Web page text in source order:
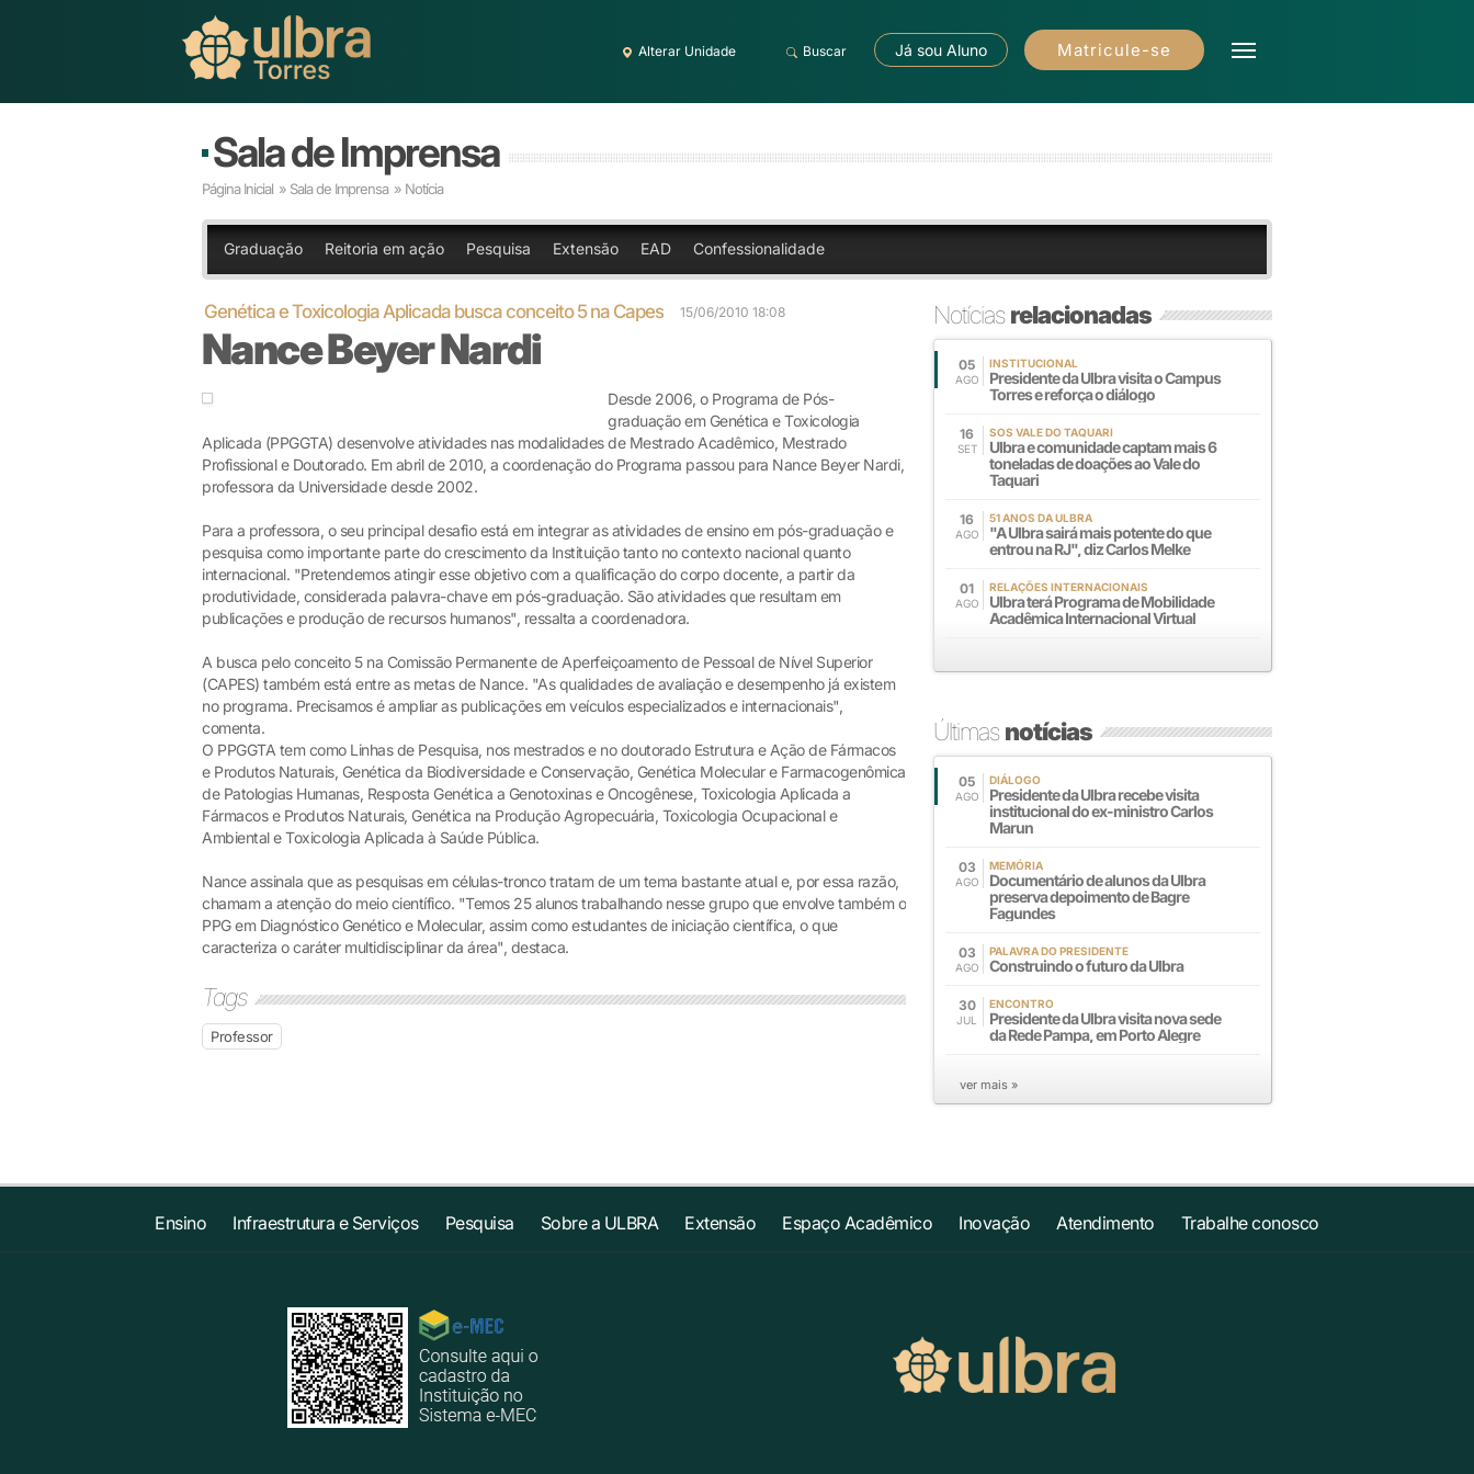
Alterar Unidade Buscar Já sou Aluno Matricule-se
Sala de Imprensa
Página Inicial » Sala de Imprensa » Notícia
Graduação Reitoria em ação Pesquisa Extensão EAD Confessionalidade
Genética e Toxicologia Aplicada busca conceito 5 na Capes 15/06/2010 18:08
Nance Beyer Nardi
Desde 2006, o Programa de Pós-
graduação em Genética e Toxicologia
Aplicada (PPGGTA) desenvolve atividades nas modalidades de Mestrado Acadêmico, Mestrado
Profissional e Doutorado. Em abril de 2010, a coordenação do Programa passou para Nance Beyer Nardi,
professora da Universidade desde 2002.
Para a professora, o seu principal desafio está em integrar as atividades de ensino em pós-graduação e
pesquisa como importante parte do crescimento da Instituição tanto no contexto nacional quanto
internacional. "Pretendemos atingir esse objetivo com a qualificação do corpo docente, a partir da
produtividade, considerada palavra-chave em pós-graduação. São atividades que resultam em
publicações e produção de recursos humanos", ressalta a coordenadora.
A busca pelo conceito 5 na Comissão Permanente de Aperfeiçoamento de Pessoal de Nível Superior
(CAPES) também está entre as metas de Nance. "As qualidades de avaliação e desempenho já existem
no programa. Precisamos é ampliar as publicações em veículos especializados e internacionais",
comenta.
O PPGGTA tem como Linhas de Pesquisa, nos mestrados e no doutorado Estrutura e Ação de Fármacos
e Produtos Naturais, Genética da Biodiversidade e Conservação, Genética Molecular e Farmacogenômica
de Patologias Humanas, Resposta Genética a Genotoxinas e Oncogênese, Toxicologia Aplicada a
Fármacos e Produtos Naturais, Genética na Produção Agropecuária, Toxicologia Ocupacional e
Ambiental e Toxicologia Aplicada à Saúde Pública.
Nance assinala que as pesquisas em células-tronco tratam de um tema bastante atual e, por essa razão,
chamam a atenção do meio científico. "Temos 25 alunos trabalhando nesse grupo que envolve também o
PPG em Diagnóstico Genético e Molecular, assim como estudantes de iniciação científica, o que
caracteriza o caráter multidisciplinar da área", destaca.
Tags
Professor
Notíciasrelacionadas
05
AGO
INSTITUCIONAL
Presidente da Ulbra visita o Campus
Torres e reforça o diálogo
16
SET
SOS VALE DO TAQUARI
Ulbra e comunidade captam mais 6
toneladas de doações ao Vale do
Taquari
16
AGO
51 ANOS DA ULBRA
"A Ulbra sairá mais potente do que
entrou na RJ", diz Carlos Melke
01
AGO
RELAÇÕES INTERNACIONAIS
Ulbra terá Programa de Mobilidade
Acadêmica Internacional Virtual
Últimasnotícias
05
AGO
DIÁLOGO
Presidente da Ulbra recebe visita
institucional do ex-ministro Carlos
Marun
03
AGO
MEMÓRIA
Documentário de alunos da Ulbra
preserva depoimento de Bagre
Fagundes
03
AGO
PALAVRA DO PRESIDENTE
Construindo o futuro da Ulbra
30
JUL
ENCONTRO
Presidente da Ulbra visita nova sede
da Rede Pampa, em Porto Alegre
ver mais »
Ensino Infraestrutura e Serviços Pesquisa Sobre a ULBRA Extensão Espaço Acadêmico Inovação Atendimento Trabalhe conosco